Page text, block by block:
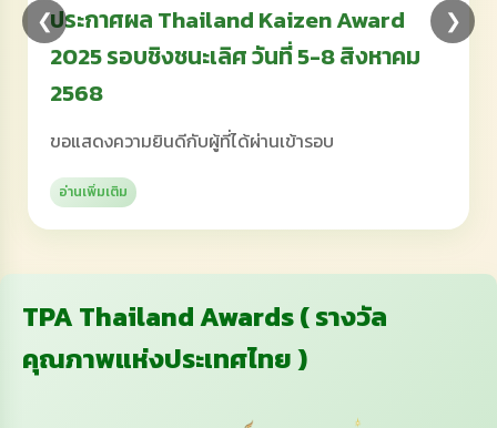
❮ ❯
ประกาศผล Thailand Kaizen Award
2025 รอบชิงชนะเลิศ วันที่ 5-8 สิงหาคม
2568
ขอแสดงความยินดีกับผู้ที่ได้ผ่านเข้ารอบ
อ่านเพิ่มเติม
TPA Thailand Awards ( รางวัล
คุณภาพแห่งประเทศไทย )